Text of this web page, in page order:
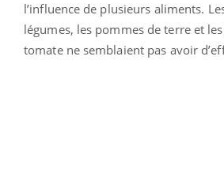
l’influence de plusieurs aliments.
légumes, les pommes de terre et
tomate ne semblaient pas avoir